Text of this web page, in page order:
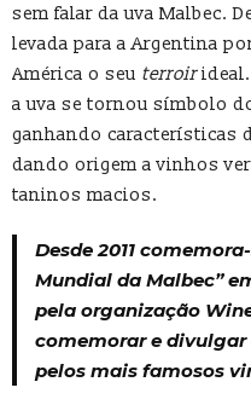
sem falar da uva Malbec.
levada para a Argentina
América o seu terroirideal.
a uva se tornou símbolo
ganhando características
dando origem a vinhos
taninos macios.
Desde 2011
Mundial da Malbec”
pela organização
comemorar e divulgar
pelos mais famosos